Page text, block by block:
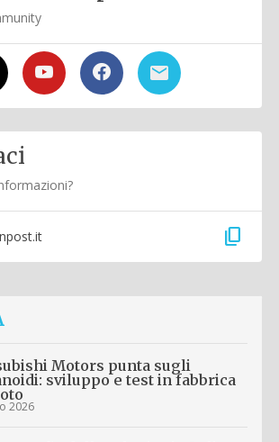
content_copy
Motors punta sugli
sviluppo e test in fabbrica
2026